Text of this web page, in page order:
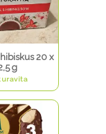
20 x
g